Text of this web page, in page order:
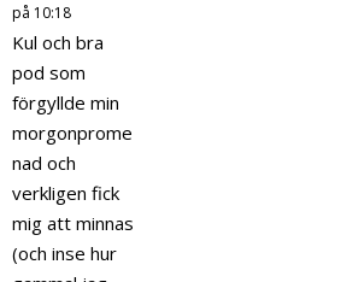
på 10:18
Kul och bra
pod som
förgyllde min
morgonprome
nad och
verkligen fick
mig att minnas
(och inse hur